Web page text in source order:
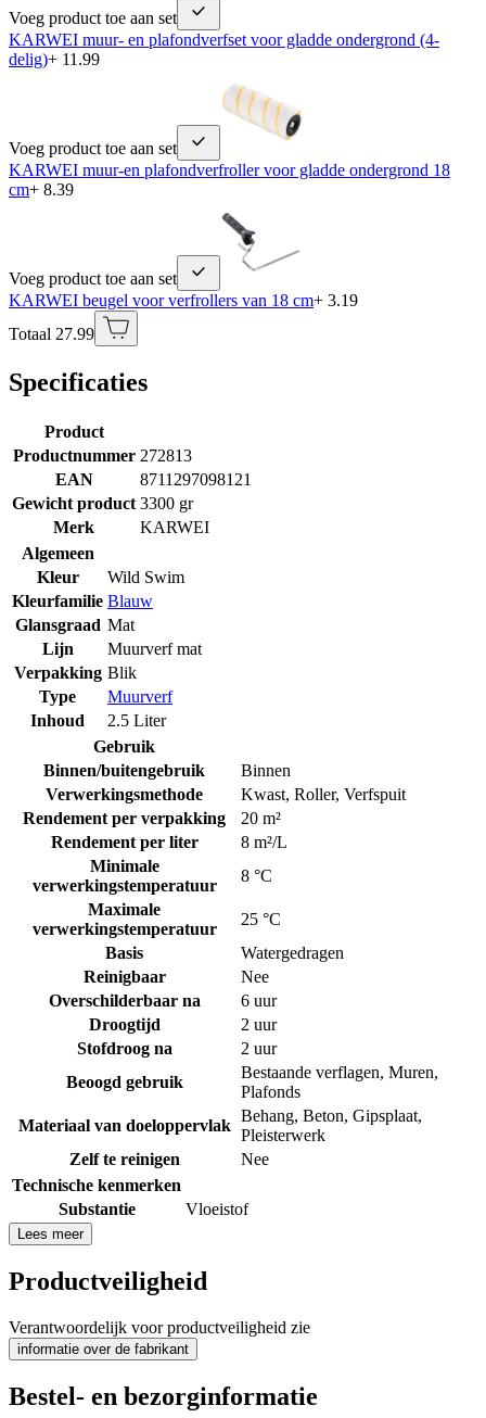
Voeg product toe aan set
KARWEI muur- en plafondverfset voor gladde ondergrond (4-
delig)+ 11.99
Voeg product toe aan set
KARWEI muur-en plafondverfroller voor gladde ondergrond 18
cm+ 8.39
Voeg product toe aan set
KARWEI beugel voor verfrollers van 18 cm+ 3.19
Totaal 27.99
Specificaties
Product
Productnummer 272813
EAN
8711297098121
Gewicht product 3300 gr
Merk
KARWEI
Algemeen
Kleur
Wild Swim
Kleurfamilie Blauw
Glansgraad Mat
Lijn
Muurverf mat
Verpakking Blik
Type
Muurverf
Inhoud
2.5 Liter
Gebruik
Binnen/buitengebruik
Binnen
Verwerkingsmethode
Kwast, Roller, Verfspuit
Rendement per verpakking
20 m²
Rendement per liter
8 m²/L
Minimale
verwerkingstemperatuur
8 °C
Maximale
verwerkingstemperatuur
25 °C
Basis
Watergedragen
Reinigbaar
Nee
Overschilderbaar na
6 uur
Droogtijd
2 uur
Stofdroog na
2 uur
Beoogd gebruik
Bestaande verflagen, Muren,
Plafonds
Materiaal van doeloppervlak
Behang, Beton, Gipsplaat,
Pleisterwerk
Zelf te reinigen
Nee
Technische kenmerken
Substantie
Vloeistof
Lees meer
Productveiligheid
Verantwoordelijk voor productveiligheid zie
informatie over de fabrikant
Bestel- en bezorginformatie